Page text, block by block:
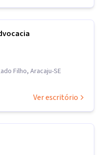
Filho, Aracaju-SE
Ver escritório